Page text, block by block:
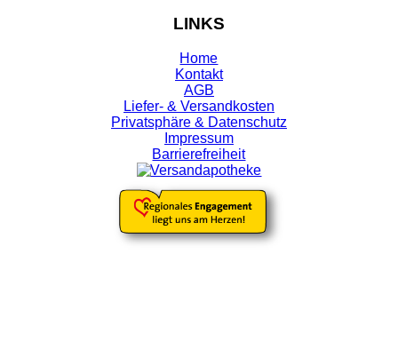
LINKS
Home
Kontakt
AGB
Liefer- & Versandkosten
Privatsphäre & Datenschutz
Impressum
Barrierefreiheit